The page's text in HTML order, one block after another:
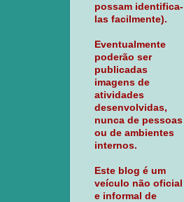
possam identifica-
las facilmente).
Eventualmente
poderão ser
publicadas
imagens de
atividades
desenvolvidas,
nunca de pessoas
ou de ambientes
internos.
Este blog é um
veículo não oficial
e informal de